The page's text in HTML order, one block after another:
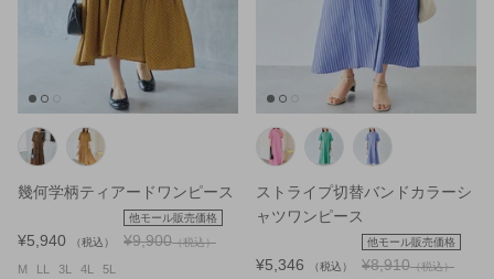
幾何学柄ティアードワンピース
¥5,940 （税込）
他モール販売価格
¥9,900（税込）
M LL 3L 4L 5L
ストライプ切替バンドカラーシ
ャツワンピース
¥5,346 （税込）
他モール販売価格
¥8,910（税込）